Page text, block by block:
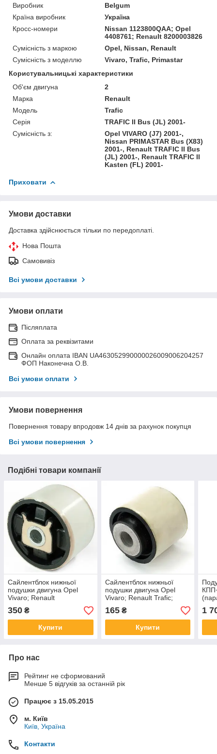
Виробник
Belgum
Країна виробник
Україна
Кросс-номери
Nissan 1123800QAA; Opel
4408761; Renault 8200003826
Сумісність з маркою
Opel, Nissan, Renault
Сумісність з моделлю
Vivaro, Trafic, Primastar
Користувальницькі характеристики
Об'єм двигуна
2
Марка
Renault
Модель
Trafic
Серія
TRAFIC II Bus (JL) 2001-
Сумісність з:
Opel VIVARO (J7) 2001-,
Nissan PRIMASTAR Bus (X83)
2001-, Renault TRAFIC II Bus
(JL) 2001-, Renault TRAFIC II
Kasten (FL) 2001-
Приховати
Умови доставки
Доставка здійснюється тільки по передоплаті.
Нова Пошта
Самовивіз
Всі умови доставки
Умови оплати
Післяплата
Оплата за реквізитами
Онлайн оплата IBAN UA463052990000026009006204257
ФОП Наконечна О.В.
Всі умови оплати
Умови повернення
Повернення товару впродовж 14 днів за рахунок покупця
Всі умови повернення
Подібні товари компанії
Сайлентблок нижньої
подушки двигуна Opel
Vivaro; Renault
Trafic;Nissan Primastar
(БОЛЬШОЙ)
350 ₴
Купити
Сайлентблок нижньої
подушки двигуна Opel
Vivaro; Renault Trafic;
Nissan Primastar (МалИЙ
на 2-2,5 літра)
165₴
Купити
1
Про нас
Рейтинг не сформований
Менше 5 відгуків за останній рік
Працює з 15.05.2015
м. Київ
Київ, Україна
Контакти